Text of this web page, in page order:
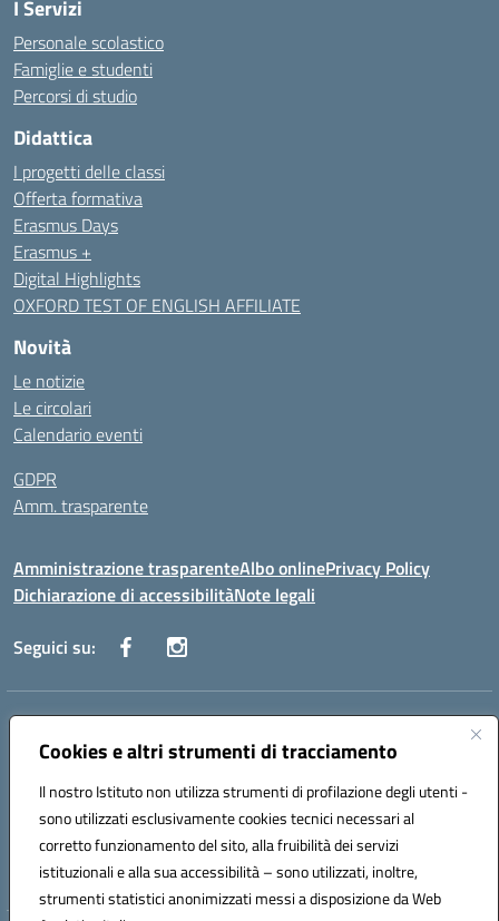
Cookies e altri strumenti di tracciamento
Il nostro Istituto non utilizza strumenti di profilazione degli utenti -
sono utilizzati esclusivamente cookies tecnici necessari al
corretto funzionamento del sito, alla fruibilità dei servizi
istituzionali e alla sua accessibilità – sono utilizzati, inoltre,
strumenti statistici anonimizzati messi a disposizione da Web
I Servizi
Personale scolastico
Famiglie e studenti
Percorsi di studio
Didattica
I progetti delle classi
Offerta formativa
Erasmus Days
Erasmus +
Digital Highlights
OXFORD TEST OF ENGLISH AFFILIATE
Novità
Le notizie
Le circolari
Calendario eventi
GDPR
Amm. trasparente
Amministrazione trasparenteAlbo onlinePrivacy Policy
Dichiarazione di accessibilitàNote legali
Seguici su:
Indirizzo:Corso Fornari, 168 - 70056 Molfetta (Ba)
Centralino:+39 080 2446680 Email:baic882008@istruzione.it
Codice fiscale: 80023470729
Codice meccanografico:
BAIC882008
Codice unico di fatturazione (CUF): UFEUNT